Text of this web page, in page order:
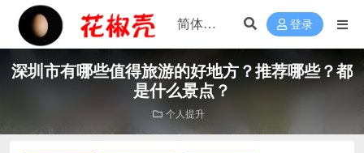
登录
深圳市有哪些值得旅游的好地方？推荐哪些？都
是什么景点？
个人提升